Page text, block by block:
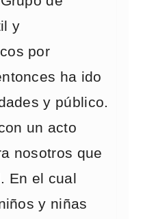
y
por
ha ido
y público.
un acto
nosotros que
En el cual
y niñas